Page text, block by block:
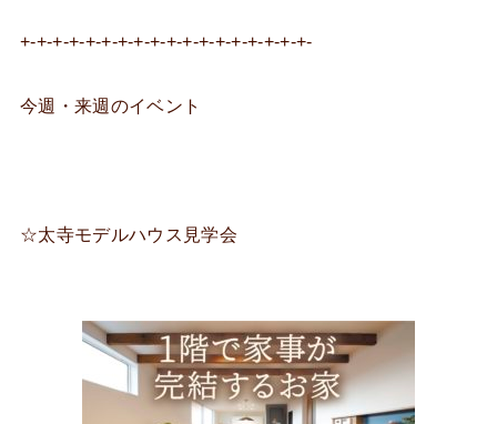
+-+-+-+-+-+-+-+-+-+-+-+-+-+-+-+-+-+-
今週・来週のイベント
☆太寺モデルハウス見学会